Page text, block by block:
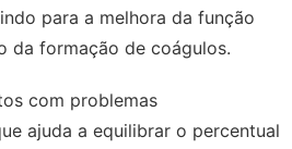
para a melhora da função
da formação de coágulos.
com problemas
ajuda a equilibrar o percentual